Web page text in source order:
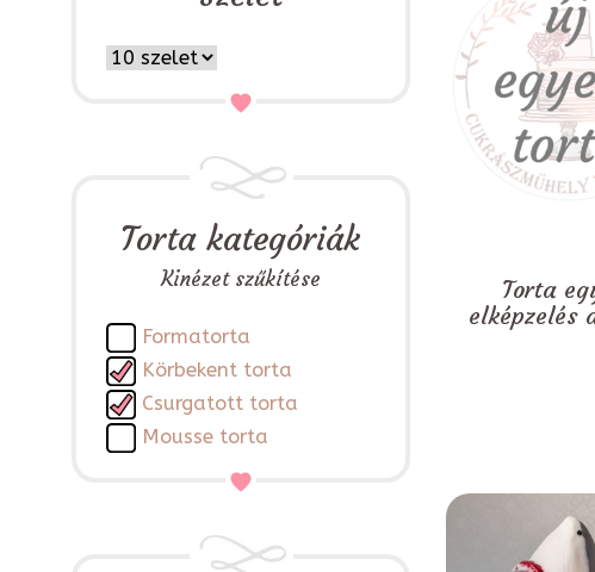
Torta kategóriák
Kinézet szűkítése
Formatorta
Körbekent torta
Csurgatott torta
Mousse torta
Torta
elképzelés